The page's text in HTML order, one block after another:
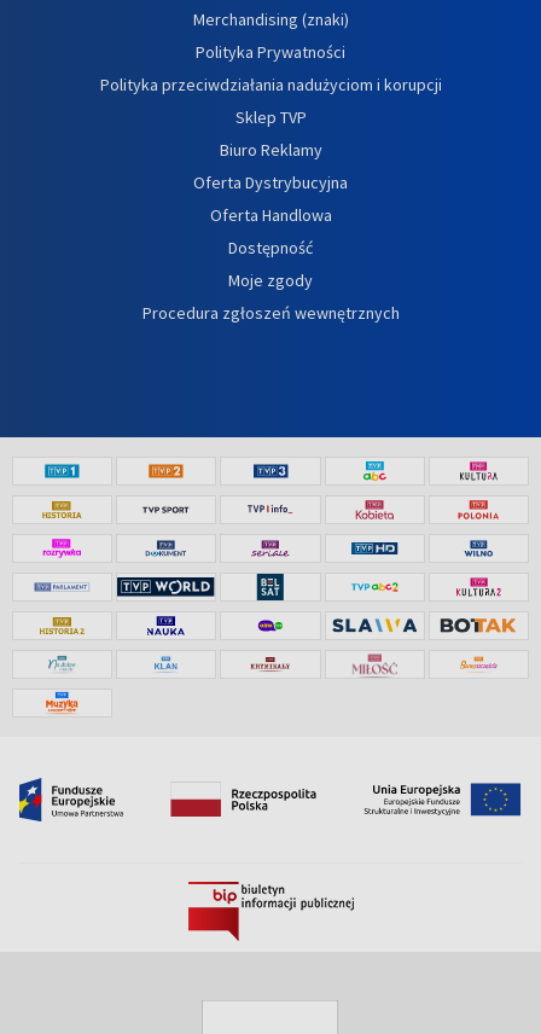
Merchandising (znaki)
Polityka Prywatności
Polityka przeciwdziałania nadużyciom i korupcji
Sklep TVP
Biuro Reklamy
Oferta Dystrybucyjna
Oferta Handlowa
Dostępność
Moje zgody
Procedura zgłoszeń wewnętrznych